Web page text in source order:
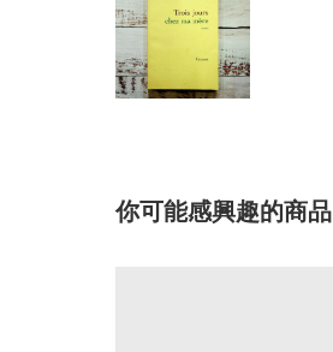
你可能感興趣的商品